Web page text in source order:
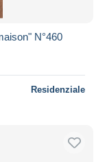
N°460
Residenziale